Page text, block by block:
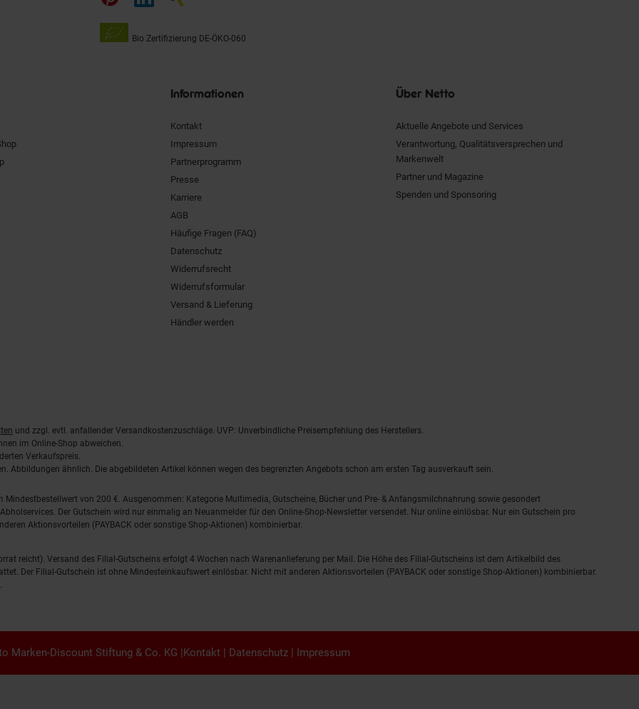
Bio Zertifizierung DE-ÖKO-060
Informationen
Kontakt
Impressum
Partnerprogramm
Presse
Karriere
AGB
Häufige Fragen (FAQ)
Datenschutz
Widerrufsrecht
Widerrufsformular
Versand & Lieferung
Händler werden
Über Netto
Aktuelle Angebote und Services
Verantwortung, Qualitätsversprechen und
Markenwelt
Partner und Magazine
Spenden und Sponsoring
und zzgl. evtl. anfallender Versandkostenzuschläge. UVP: Unverbindliche Preisempfehlung des Herstellers.
im Online-Shop abweichen.
Verkaufspreis.
Abbildungen ähnlich. Die abgebildeten Artikel können wegen des begrenzten Angebots schon am ersten Tag ausverkauft sein.
von 200 €. Ausgenommen: Kategorie Multimedia, Gutscheine, Bücher und Pre- & Anfangsmilchnahrung sowie gesondert
Der Gutschein wird nur einmalig an Neuanmelder für den Online-Shop-Newsletter versendet. Nur online einlösbar. Nur ein Gutschein pro
Aktionsvorteilen (PAYBACK oder sonstige Shop-Aktionen) kombinierbar.
reicht). Versand des Filial-Gutscheins erfolgt 4 Wochen nach Warenanlieferung per Mail. Die Höhe des Filial-Gutscheins ist dem Artikelbild des
Der Filial-Gutschein ist ohne Mindesteinkaufswert einlösbar. Nicht mit anderen Aktionsvorteilen (PAYBACK oder sonstige Shop-Aktionen) kombinierbar.
Marken-Discount Stiftung & Co. KG |Kontakt | Datenschutz| Impressum